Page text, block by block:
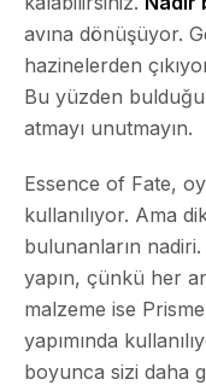
avına dönüşüyor.
hazinelerden
Bu yüzden
atmayı unutmayın.
Essence of Fate,
kullanılıyor. Ama
bulunanların
yapın, çünkü her
malzeme ise
yapımında
boyunca sizi daha